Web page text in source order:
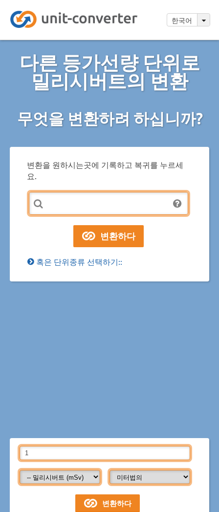
한국어
다른 등가선량 단위로
밀리시버트의 변환
무엇을 변환하려 하십니까?
변환을 원하시는곳에 기록하고 복귀를 누르세
요.
혹은 단위종류 선택하기::